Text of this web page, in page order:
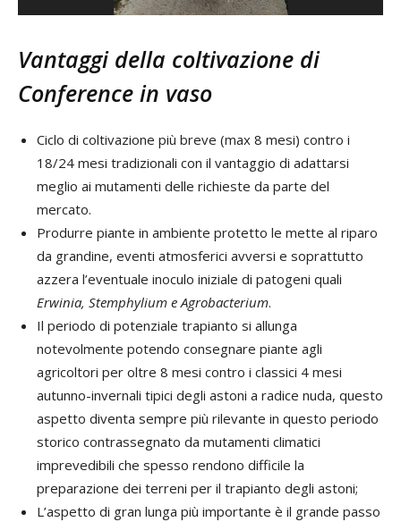
Vantaggi della coltivazione di
Conference in vaso
Ciclo di coltivazione più breve (max 8 mesi) contro i
18/24 mesi tradizionali con il vantaggio di adattarsi
meglio ai mutamenti delle richieste da parte del
mercato.
Produrre piante in ambiente protetto le mette al riparo
da grandine, eventi atmosferici avversi e soprattutto
azzera l’eventuale inoculo iniziale di patogeni quali
Erwinia, Stemphylium e Agrobacterium.
Il periodo di potenziale trapianto si allunga
notevolmente potendo consegnare piante agli
agricoltori per oltre 8 mesi contro i classici 4 mesi
autunno-invernali tipici degli astoni a radice nuda, questo
aspetto diventa sempre più rilevante in questo periodo
storico contrassegnato da mutamenti climatici
imprevedibili che spesso rendono difficile la
preparazione dei terreni per il trapianto degli astoni;
L’aspetto di gran lunga più importante è il grande passo